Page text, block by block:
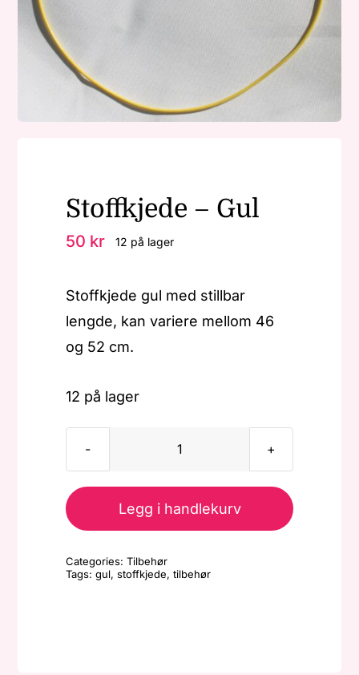
Nøkkelringer
Stoffkjede – Gul
50 kr 12 på lager
Stoffkjede gul med stillbar
lengde, kan variere mellom 46
og 52 cm.
12 på lager
Stoffkjede
Gul
Legg i handlekurv
Categories:Tilbehør
Tags:gul,stoffkjede,tilbehør